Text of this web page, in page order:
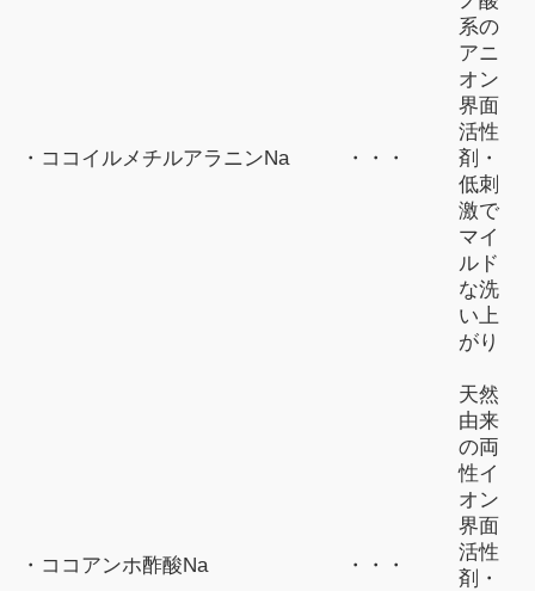
・ココイルメチルアラニンNa ・・・
系の
アニ
オン
界面
活性
剤・
低刺
激で
マイ
ルド
な洗
い上
がり
・ココアンホ酢酸Na ・・・
天然
由来
の両
性イ
オン
界面
活性
剤・